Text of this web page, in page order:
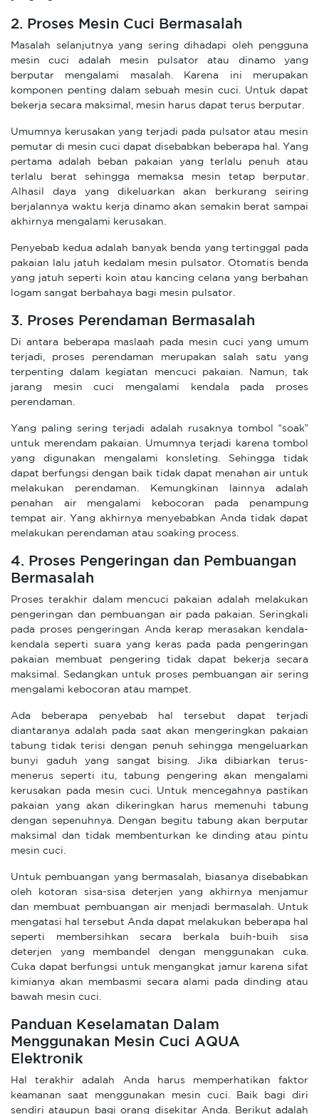
2. Proses Mesin Cuci Bermasalah
Masalah selanjutnya yang sering dihadapi oleh pengguna
mesin cuci adalah mesin pulsator atau dinamo yang
berputar mengalami masalah. Karena ini merupakan
komponen penting dalam sebuah mesin cuci. Untuk dapat
bekerja secara maksimal, mesin harus dapat terus berputar.
Umumnya kerusakan yang terjadi pada pulsator atau mesin
pemutar di mesin cuci dapat disebabkan beberapa hal. Yang
pertama adalah beban pakaian yang terlalu penuh atau
terlalu berat sehingga memaksa mesin tetap berputar.
Alhasil daya yang dikeluarkan akan berkurang seiring
berjalannya waktu kerja dinamo akan semakin berat sampai
akhirnya mengalami kerusakan.
Penyebab kedua adalah banyak benda yang tertinggal pada
pakaian lalu jatuh kedalam mesin pulsator. Otomatis benda
yang jatuh seperti koin atau kancing celana yang berbahan
logam sangat berbahaya bagi mesin pulsator.
3. Proses Perendaman Bermasalah
Di antara beberapa maslaah pada mesin cuci yang umum
terjadi, proses perendaman merupakan salah satu yang
terpenting dalam kegiatan mencuci pakaian. Namun, tak
jarang mesin cuci mengalami kendala pada proses
perendaman.
Yang paling sering terjadi adalah rusaknya tombol “soak”
untuk merendam pakaian. Umumnya terjadi karena tombol
yang digunakan mengalami konsleting. Sehingga tidak
dapat berfungsi dengan baik tidak dapat menahan air untuk
melakukan perendaman. Kemungkinan lainnya adalah
penahan air mengalami kebocoran pada penampung
tempat air. Yang akhirnya menyebabkan Anda tidak dapat
melakukan perendaman atau soaking process.
4. Proses Pengeringan dan Pembuangan
Bermasalah
Proses terakhir dalam mencuci pakaian adalah melakukan
pengeringan dan pembuangan air pada pakaian. Seringkali
pada proses pengeringan Anda kerap merasakan kendala-
kendala seperti suara yang keras pada pada pengeringan
pakaian membuat pengering tidak dapat bekerja secara
maksimal. Sedangkan untuk proses pembuangan air sering
mengalami kebocoran atau mampet.
Ada beberapa penyebab hal tersebut dapat terjadi
diantaranya adalah pada saat akan mengeringkan pakaian
tabung tidak terisi dengan penuh sehingga mengeluarkan
bunyi gaduh yang sangat bising. Jika dibiarkan terus-
menerus seperti itu, tabung pengering akan mengalami
kerusakan pada mesin cuci. Untuk mencegahnya pastikan
pakaian yang akan dikeringkan harus memenuhi tabung
dengan sepenuhnya. Dengan begitu tabung akan berputar
maksimal dan tidak membenturkan ke dinding atau pintu
mesin cuci.
Untuk pembuangan yang bermasalah, biasanya disebabkan
oleh kotoran sisa-sisa deterjen yang akhirnya menjamur
dan membuat pembuangan air menjadi bermasalah. Untuk
mengatasi hal tersebut Anda dapat melakukan beberapa hal
seperti membersihkan secara berkala buih-buih sisa
deterjen yang membandel dengan menggunakan cuka.
Cuka dapat berfungsi untuk mengangkat jamur karena sifat
kimianya akan membasmi secara alami pada dinding atau
bawah mesin cuci.
Panduan Keselamatan Dalam
Menggunakan Mesin Cuci AQUA
Elektronik
Hal terakhir adalah Anda harus memperhatikan faktor
keamanan saat menggunakan mesin cuci. Baik bagi diri
sendiri ataupun bagi orang disekitar Anda. Berikut adalah